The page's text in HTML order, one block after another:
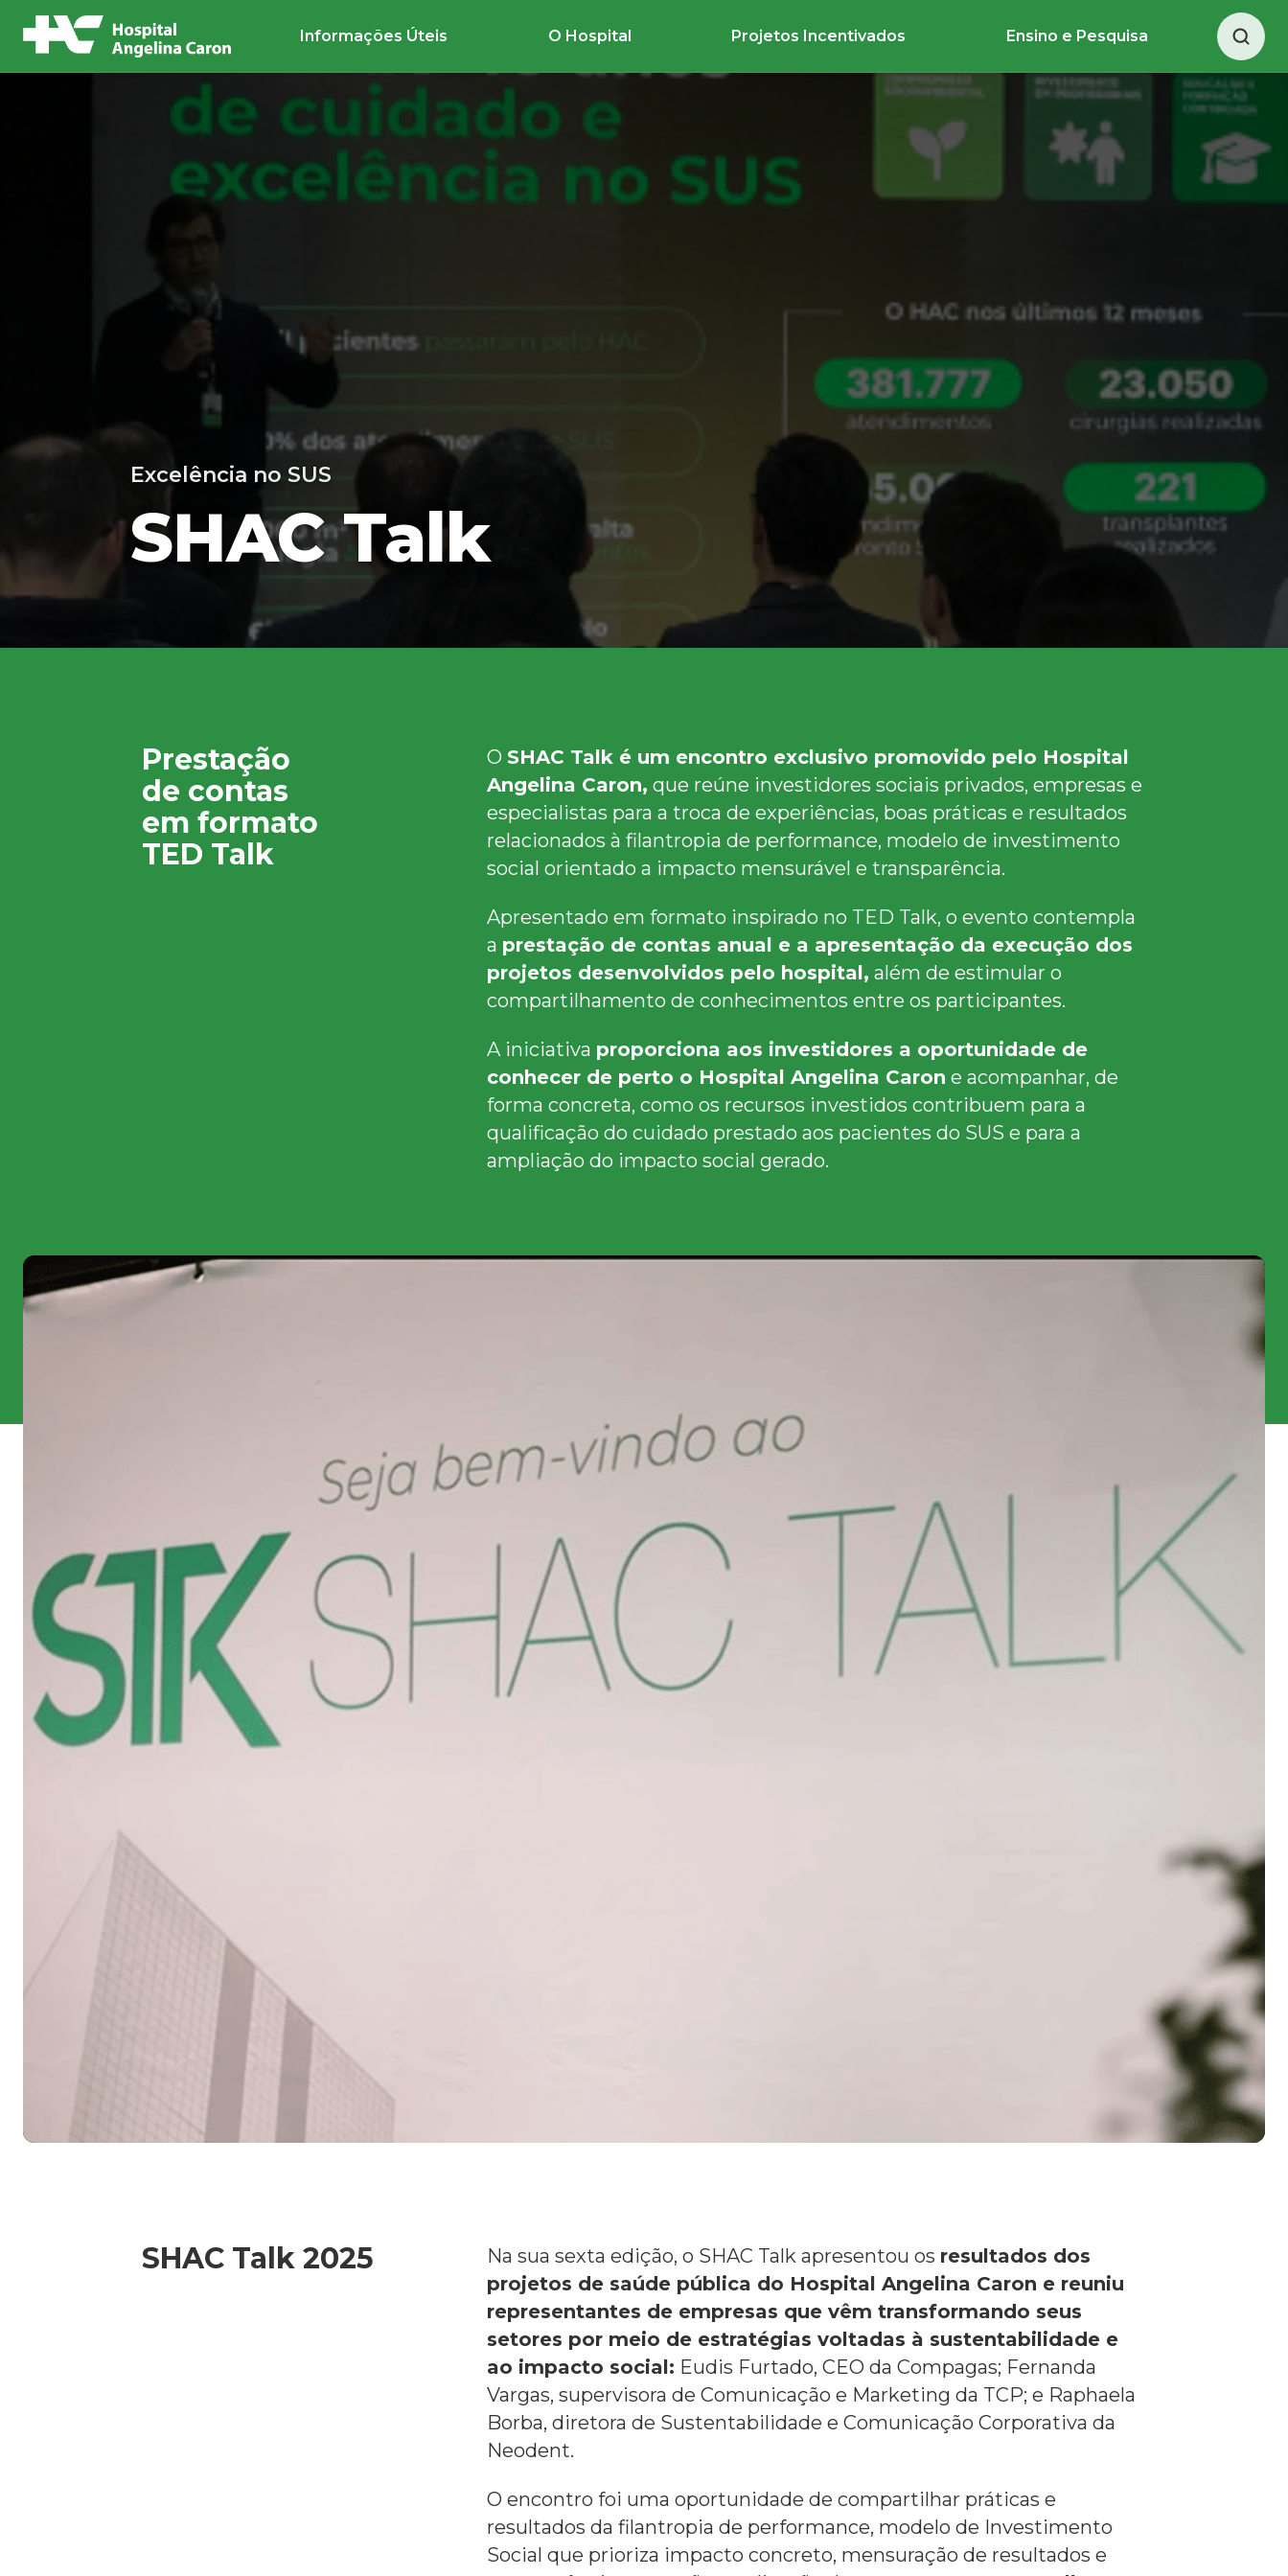
Informações Úteis O Hospital Projetos Incentivados Ensino e Pesquisa
Excelência no SUS
SHAC Talk
Prestação
de contas
em formato
TED Talk
O SHAC Talk é um encontro exclusivo promovido pelo Hospital
Angelina Caron, que reúne investidores sociais privados, empresas e
especialistas para a troca de experiências, boas práticas e resultados
relacionados à filantropia de performance, modelo de investimento
social orientado a impacto mensurável e transparência.
Apresentado em formato inspirado no TED Talk, o evento contempla
a prestação de contas anual e a apresentação da execução dos
projetos desenvolvidos pelo hospital, além de estimular o
compartilhamento de conhecimentos entre os participantes.
A iniciativa proporciona aos investidores a oportunidade de
conhecer de perto o Hospital Angelina Caron e acompanhar, de
forma concreta, como os recursos investidos contribuem para a
qualificação do cuidado prestado aos pacientes do SUS e para a
ampliação do impacto social gerado.
SHAC Talk 2025 Na sua sexta edição, o SHAC Talk apresentou os resultados dos
projetos de saúde pública do Hospital Angelina Caron e reuniu
representantes de empresas que vêm transformando seus
setores por meio de estratégias voltadas à sustentabilidade e
ao impacto social: Eudis Furtado, CEO da Compagas; Fernanda
Vargas, supervisora de Comunicação e Marketing da TCP; e Raphaela
Borba, diretora de Sustentabilidade e Comunicação Corporativa da
Neodent.
O encontro foi uma oportunidade de compartilhar práticas e
resultados da filantropia de performance, modelo de Investimento
Social que prioriza impacto concreto, mensuração de resultados e